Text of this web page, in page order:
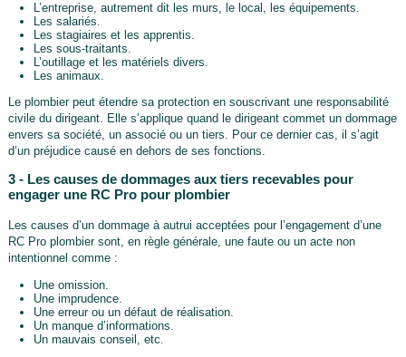
L’entreprise, autrement dit les murs, le local, les équipements.
Les salariés.
Les stagiaires et les apprentis.
Les sous-traitants.
L’outillage et les matériels divers.
Les animaux.
Le plombier peut étendre sa protection en souscrivant une responsabilité
civile du dirigeant. Elle s’applique quand le dirigeant commet un dommage
envers sa société, un associé ou un tiers. Pour ce dernier cas, il s’agit
d’un préjudice causé en dehors de ses fonctions.
3 - Les causes de dommages aux tiers recevables pour
engager une RC Pro pour plombier
Les causes d’un dommage à autrui acceptées pour l’engagement d’une
RC Pro plombier sont, en règle générale, une faute ou un acte non
intentionnel comme :
Une omission.
Une imprudence.
Une erreur ou un défaut de réalisation.
Un manque d’informations.
Un mauvais conseil, etc.